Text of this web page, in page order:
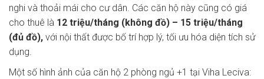
nghi và thoải mái cho cư dân. Các căn hộ này cũng có giá
cho thuê là 12 triệu/tháng (không đồ) – 15 triệu/tháng
(đủ đồ), với nội thất được bố trí hợp lý, tối ưu hóa diện tích sử
dụng.
Một số hình ảnh của căn hộ 2 phòng ngủ +1 tại Viha Leciva: